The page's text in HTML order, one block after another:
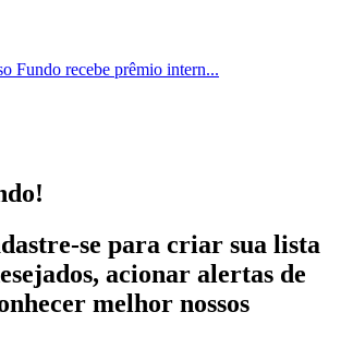
Fundo recebe prêmio intern...
se para criar sua lista
acionar alertas de
melhor nossos